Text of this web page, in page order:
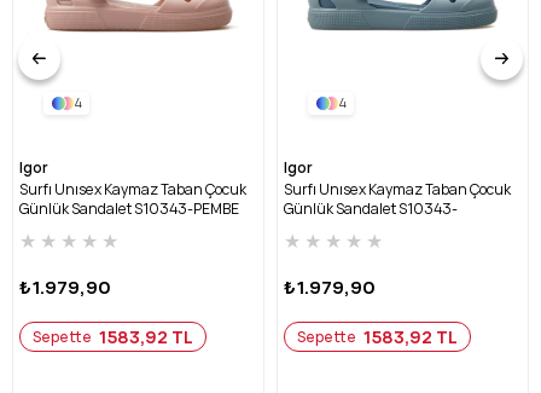
4
Igor
Surfı Unısex Kaymaz Taban Çocuk
Günlük Sandalet S10343-PEMBE
★ ★ ★ ★ ★
₺1.979,90
Sepette 1583,92 TL
4
Igor
Surfı Unısex Kaymaz Taban Çocuk
Günlük Sandalet S10343-
★ ★ ★ ★ ★
₺1.979,90
Sepette 1583,92 TL